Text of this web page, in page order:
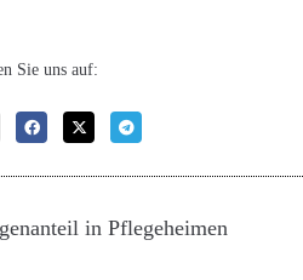
Sie uns auf:
in Pflegeheimen